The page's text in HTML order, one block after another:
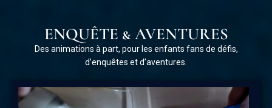
ENQUÊTE & AVENTURES
Des animations à part, pour les enfants fans de défis,
d’enquêtes et d’aventures.